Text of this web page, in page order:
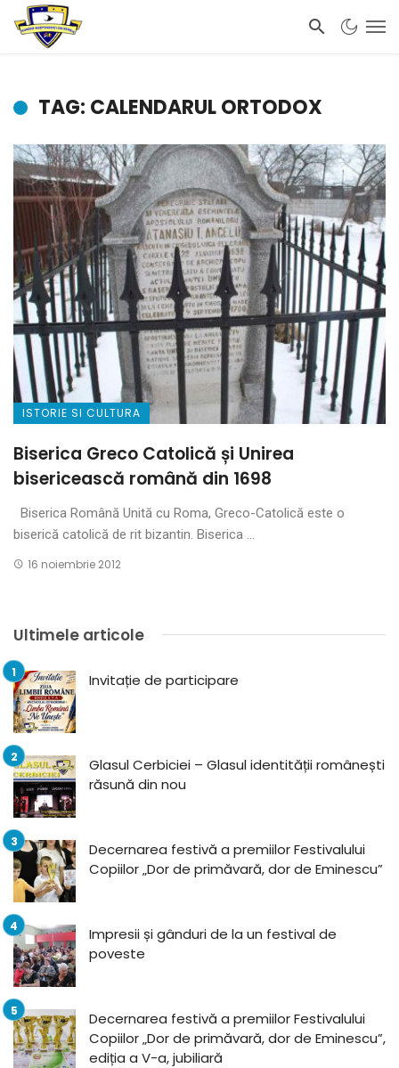
TAG: CALENDARUL ORTODOX
ISTORIE SI CULTURA
Biserica Greco Catolică și Unirea
bisericească română din 1698
Biserica Română Unită cu Roma, Greco-Catolică este o
biserică catolică de rit bizantin. Biserica ...
16 noiembrie 2012
Ultimele articole
Invitație de participare
Glasul Cerbiciei – Glasul identității românești
răsună din nou
Decernarea festivă a premiilor Festivalului
Copiilor „Dor de primăvară, dor de Eminescu”
Impresii și gânduri de la un festival de
poveste
Decernarea festivă a premiilor Festivalului
Copiilor „Dor de primăvară, dor de Eminescu”,
ediția a V-a, jubiliară